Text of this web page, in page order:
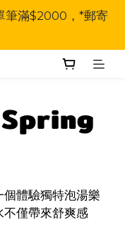
筆滿$2000，*郵寄
體驗獨特泡湯樂
不僅帶來舒爽感